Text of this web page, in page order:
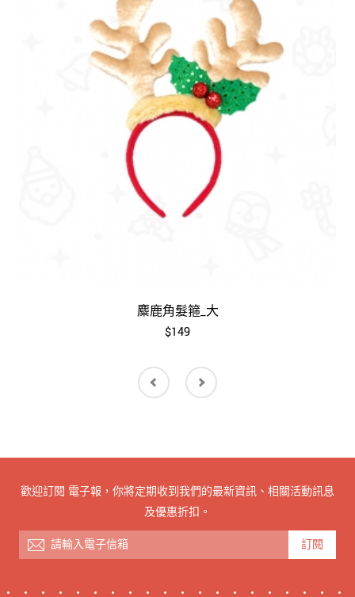
麋鹿角髮箍_大
$149
歡迎訂閱 電子報，你將定期收到我們的最新資訊、相關活動訊息
及優惠折扣。
訂閱